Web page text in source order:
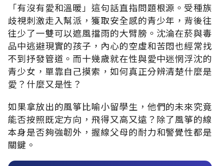
「有沒有愛和溫暖」這句話直指問題根源。受種族
歧視刺激走入幫派，獲取安全感的青少年，背後往
往少了一雙可以遮風擋雨的大臂膀。沈淪在菸與毒
品中逃避現實的孩子，內心的空虛和苦悶也經常找
不到抒發管道。而十幾歲就在性與愛中迷惘浮沈的
青少女，單靠自己摸索，如何真正分辨清楚什麼是
愛？什麼又是性？
如果拿放出的風箏比喻小留學生，他們的未來究竟
能否按照既定方向，飛得又高又遠？除了風箏的線
本身是否夠強韌外，握線父母的耐力和警覺性都是
關鍵。